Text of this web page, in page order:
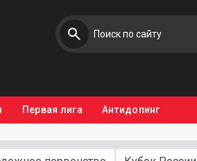
Первая лига Антидопинг